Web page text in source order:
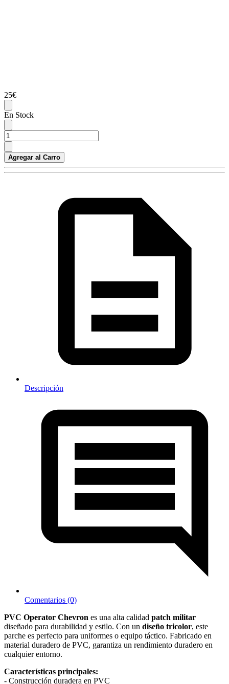
25€
En Stock
Agregar al Carro
Descripción
Comentarios (0)
PVC Operator Chevron es una alta calidad patch militar
diseñado para durabilidad y estilo. Con un diseño tricolor, este
parche es perfecto para uniformes o equipo táctico. Fabricado en
material duradero de PVC, garantiza un rendimiento duradero en
cualquier entorno.
Características principales:
- Construcción duradera en PVC